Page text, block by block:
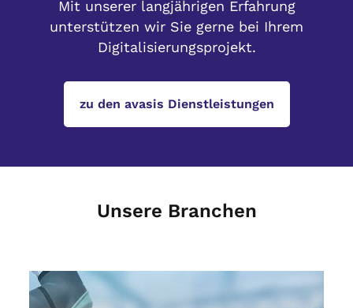
Mit unserer langjährigen Erfahrung
unterstützen wir Sie gerne bei Ihrem
Digitalisierungsprojekt.
zu den avasis Dienstleistungen
Unsere Branchen